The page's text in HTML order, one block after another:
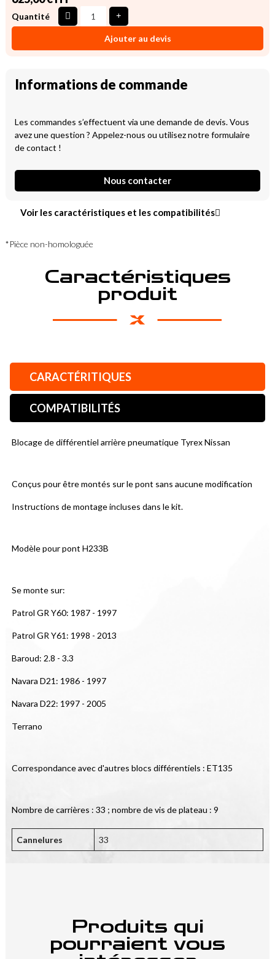
Quantité
Ajouter au devis
Informations de commande
Les commandes s’effectuent via une demande de devis. Vous
avez une question ? Appelez-nous ou utilisez notre formulaire
de contact !
Nous contacter
Voir les caractéristiques et les compatibilités
*Pièce non-homologuée
Caractéristiques
produit
CARACTÉRITIQUES
COMPATIBILITÉS
Blocage de différentiel arrière pneumatique Tyrex Nissan
Conçus pour être montés sur le pont sans aucune modification
Instructions de montage incluses dans le kit.
Modèle pour pont H233B
Se monte sur:
Patrol GR Y60: 1987 - 1997
Patrol GR Y61: 1998 - 2013
Baroud: 2.8 - 3.3
Navara D21: 1986 - 1997
Navara D22: 1997 - 2005
Terrano
Correspondance avec d'autres blocs différentiels : ET135
Nombre de carrières : 33 ; nombre de vis de plateau : 9
Cannelures 33
Produits qui
pourraient vous